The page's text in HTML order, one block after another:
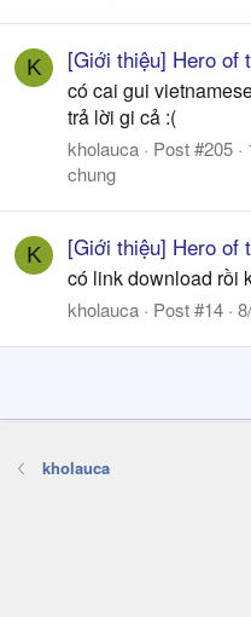
K [Giới thiệu] Hero of
có cai gui
trả lời gi cả :(
kholauca Post #205
chung
K [Giới thiệu] Hero of
có link download rồi
kholauca Post #14
kholauca